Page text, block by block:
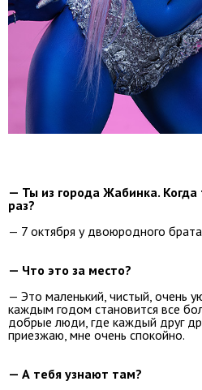
— Ты из города Жабинка.
раз?
— 7 октября у двоюродного
— Что это за место?
— Это маленький, чистый, очень
каждым годом становится все
добрые люди, где каждый друг
приезжаю, мне очень спокойно.
— А тебя узнают там?